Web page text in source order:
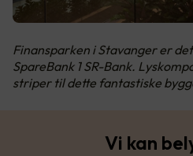
Finansparken i Stavanger er
SpareBank 1 SR-Bank.
striper til dette fantastiske
Vi kan